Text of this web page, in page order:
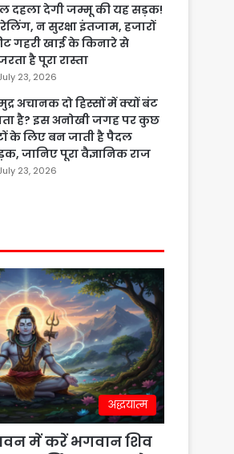
दहला देगी जम्मू की यह सड़क!
न सुरक्षा इंतजाम, हजारों
गहरी खाई के किनारे से
है पूरा रास्ता
23, 2026
अचानक दो हिस्सों में क्यों बंट
है? इस अनोखी जगह पर कुछ
के लिए बन जाती है पैदल
जानिए पूरा वैज्ञानिक राज
23, 2026
अद्धयात्म
में करें भगवान शिव